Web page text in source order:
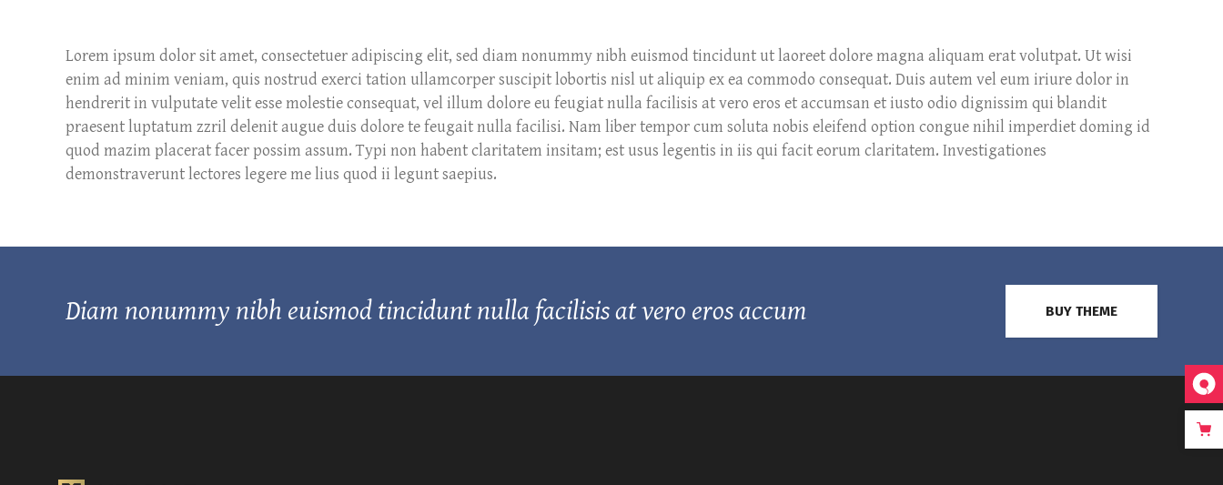
Lorem ipsum dolor sit amet, consectetuer adipiscing elit, sed diam nonummy nibh euismod tincidunt ut laoreet dolore magna aliquam erat volutpat. Ut wisi
enim ad minim veniam, quis nostrud exerci tation ullamcorper suscipit lobortis nisl ut aliquip ex ea commodo consequat. Duis autem vel eum iriure dolor in
hendrerit in vulputate velit esse molestie consequat, vel illum dolore eu feugiat nulla facilisis at vero eros et accumsan et iusto odio dignissim qui blandit
praesent luptatum zzril delenit augue duis dolore te feugait nulla facilisi. Nam liber tempor cum soluta nobis eleifend option congue nihil imperdiet doming id
quod mazim placerat facer possim assum. Typi non habent claritatem insitam; est usus legentis in iis qui facit eorum claritatem. Investigationes
demonstraverunt lectores legere me lius quod ii legunt saepius.
Diam nonummy nibh euismod tincidunt nulla facilisis at vero eros accum BUY THEME